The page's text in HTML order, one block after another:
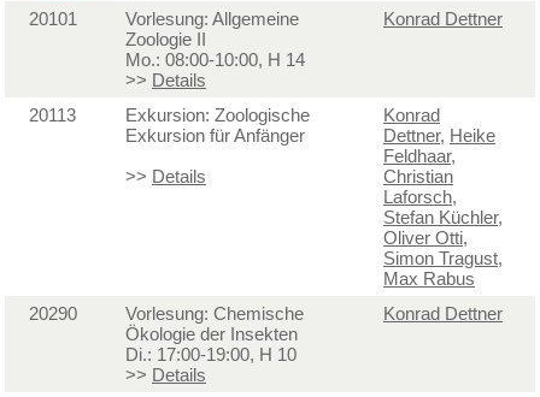
20101
Vorlesung: Allgemeine
Zoologie II
Mo.: 08:00-10:00, H 14
>> Details
Konrad Dettner
20113
Exkursion: Zoologische
Exkursion für Anfänger
>> Details
Konrad
Dettner, Heike
Feldhaar,
Christian
Laforsch,
Stefan Küchler,
Oliver Otti,
Simon Tragust,
Max Rabus
20290
Vorlesung: Chemische
Ökologie der Insekten
Di.: 17:00-19:00, H 10
>> Details
Konrad Dettner